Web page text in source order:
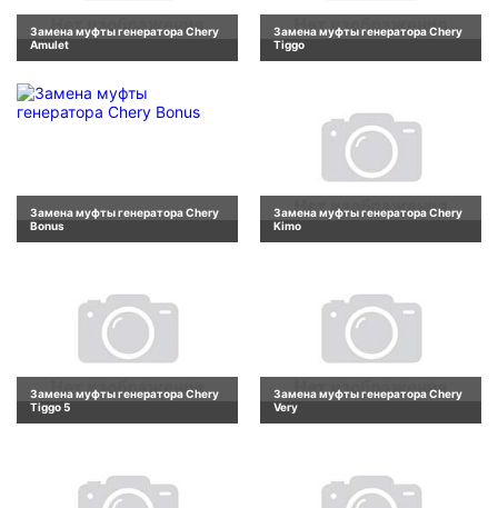
Замена муфты генератора Chery
Amulet
Замена муфты генератора Chery
Tiggo
Замена муфты генератора Chery
Bonus
Замена муфты генератора Chery
Kimo
Замена муфты генератора Chery
Tiggo 5
Замена муфты генератора Chery
Very